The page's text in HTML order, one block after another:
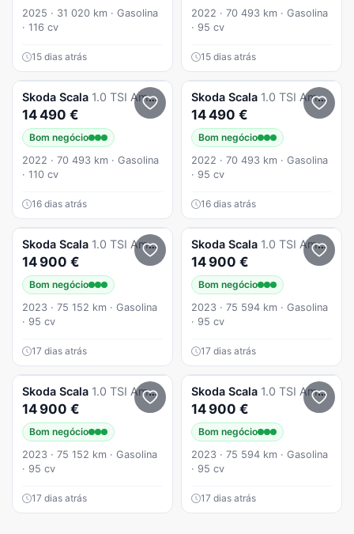
2025 · 31 020 km · Gasolina
· 116 cv
15 dias atrás
2022 · 70 493 km · Gasolina
· 95 cv
15 dias atrás
Skoda Scala 1.0 TSI Ambition
14 490 €
Bom negócio
2022 · 70 493 km · Gasolina
· 110 cv
16 dias atrás
Skoda Scala 1.0 TSI Ambition
14 490 €
Bom negócio
2022 · 70 493 km · Gasolina
· 95 cv
16 dias atrás
Skoda Scala 1.0 TSI Ambition
14 900 €
Bom negócio
2023 · 75 152 km · Gasolina
· 95 cv
17 dias atrás
Skoda Scala 1.0 TSI Ambition
14 900 €
Bom negócio
2023 · 75 594 km · Gasolina
· 95 cv
17 dias atrás
Skoda Scala 1.0 TSI Ambition
14 900 €
Bom negócio
2023 · 75 152 km · Gasolina
· 95 cv
17 dias atrás
Skoda Scala 1.0 TSI Ambition
14 900 €
Bom negócio
2023 · 75 594 km · Gasolina
· 95 cv
17 dias atrás